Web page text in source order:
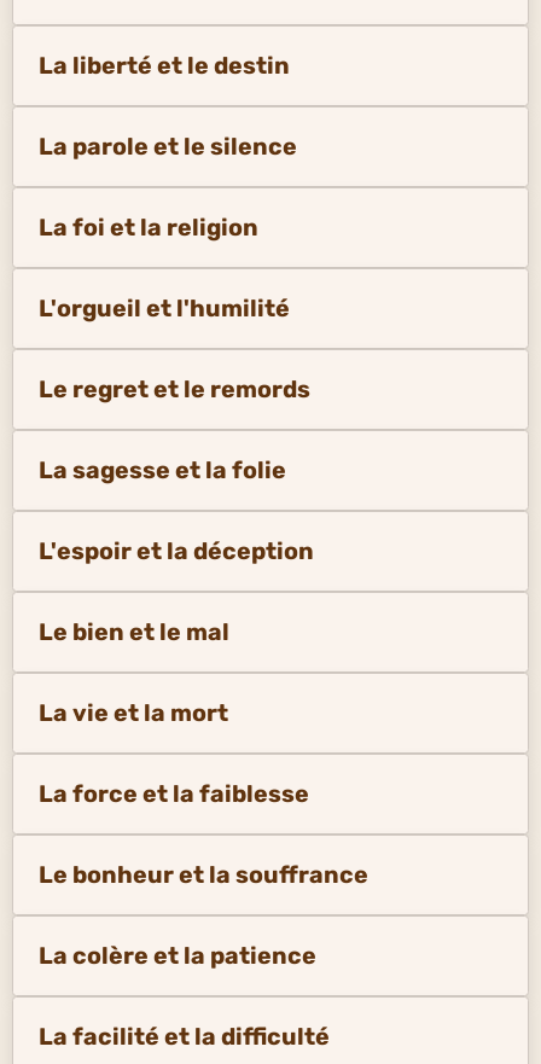
La liberté et le destin
La parole et le silence
La foi et la religion
L'orgueil et l'humilité
Le regret et le remords
La sagesse et la folie
L'espoir et la déception
Le bien et le mal
La vie et la mort
La force et la faiblesse
Le bonheur et la souffrance
La colère et la patience
La facilité et la difficulté